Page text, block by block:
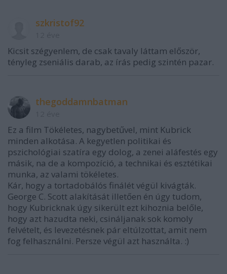
szkristof92
Kicsit szégyenlem, de csak tavaly láttam először,
tényleg zseniális darab, az írás pedig szintén pazar.
thegoddamnbatman
Ez a film Tökéletes, nagybetűvel, mint Kubrick
minden alkotása. A kegyetlen politikai és
pszichológiai szatíra egy dolog, a zenei aláfestés egy
másik, na de a kompozíció, a technikai és esztétikai
munka, az valami tökéletes.
Kár, hogy a tortadobálós finálét végül kivágták.
George C. Scott alakítását illetően én úgy tudom,
hogy Kubricknak úgy sikerült ezt kihoznia belőle,
hogy azt hazudta neki, csináljanak sok komoly
felvételt, és levezetésnek pár eltúlzottat, amit nem
fog felhasználni. Persze végül azt használta. :)